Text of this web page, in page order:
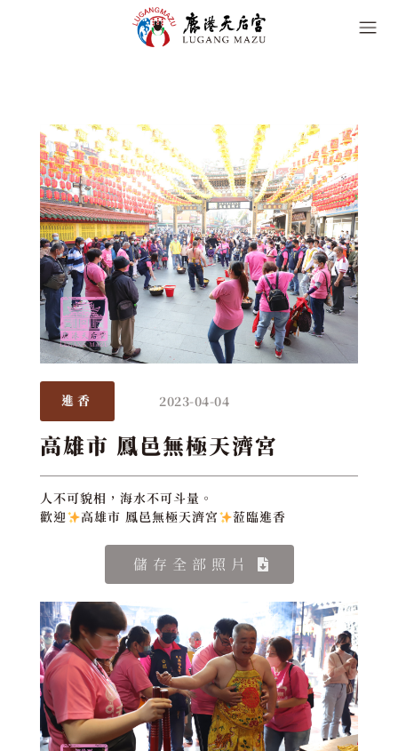
進香 2023-04-04
高雄市 鳳邑無極天濟宮
人不可貌相，海水不可斗量。
歡迎
高雄市 鳳邑無極天濟宮 蒞臨進香
儲存全部照片